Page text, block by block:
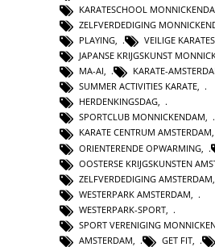
KARATESCHOOL
ZELFVERDEDIGING
PLAYING, VEILIGE
JAPANSE KRIJGSKUNST
MA-AI, KARATE-
SUMMER ACTIVITIES KARATE,
HERDENKINGSDAG,
SPORTCLUB MONNICKENDAM,
KARATE CENTRUM AMSTERDAM,
ORIENTERENDE OPWARMING
OOSTERSE KRIJGSKUNSTEN
ZELFVERDEDIGING AMSTERDAM
WESTERPARK AMSTERDAM
WESTERPARK-SPORT
SPORT VERENIGING
AMSTERDAM
GET FIT